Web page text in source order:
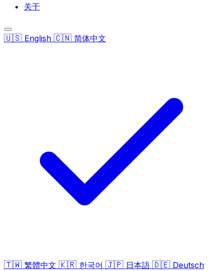
关于
🇺🇸 English 🇨🇳 简体中文
🇹🇼 繁體中文 🇰🇷 한국어 🇯🇵 日本語 🇩🇪 Deutsch